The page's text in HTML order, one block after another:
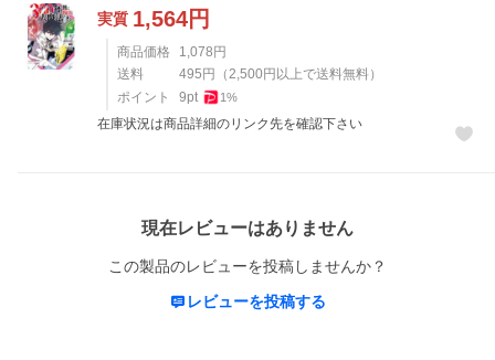
実質 1,564円
商品価格 1,078 円
送料
495 円 （2,500 円以上で送料無料）
ポイント
9pt 1%
在庫状況は商品詳細のリンク先を確認下さい
現在レビューはありません
この製品のレビューを投稿しませんか？
レビューを投稿する